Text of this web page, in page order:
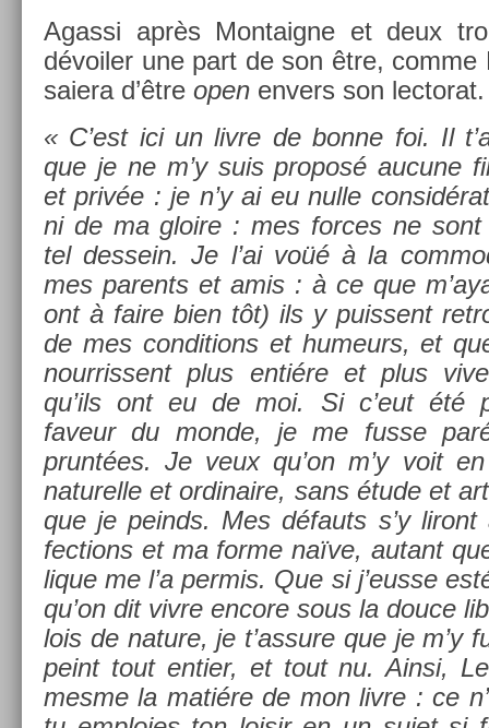
Agas­si après Mon­taig­ne et deux
dévoil­er une part de son être,
saiera d’être open en­v­ers son lec­torat.
« C’est ici un livre de bonne foi. Il
que je ne m’y suis pro­posé aucune
et privée : je n’y ai eu nulle
ni de ma gloire : mes for­ces ne sont
tel de­ssein. Je l’ai voüé à la
mes parents et amis : à ce que
ont à faire bien tôt) ils y puis­sent
de mes con­di­tions et humeurs, et
nour­rissent plus entiére et plus
qu’ils ont eu de moi. Si c’eut été
faveur du monde, je me fusse
pruntées. Je veux qu’on m’y voit
naturel­le et or­dinaire, sans étude et
que je peinds. Mes défauts s’y
fec­tions et ma forme naïve, autant
lique me l’a per­mis. Que si j’eusse
qu’on dit vivre en­core sous la douce
lois de na­ture, je t’as­sure que je m’y
peint tout en­ti­er, et tout nu. Ainsi,
mesme la matiére de mon livre : ce